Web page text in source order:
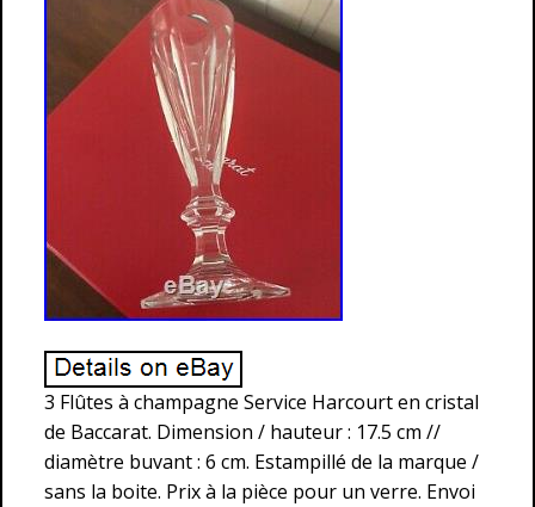
3 Flûtes à champagne Service Harcourt en cristal
de Baccarat. Dimension / hauteur : 17.5 cm //
diamètre buvant : 6 cm. Estampillé de la marque /
sans la boite. Prix à la pièce pour un verre. Envoi